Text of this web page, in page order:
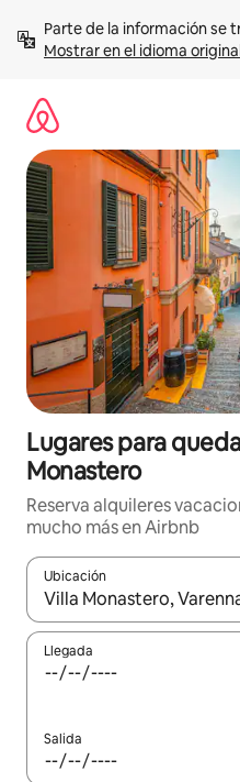
contenidoMostrar en el idioma
Lugares para
Monastero
Reserva alquileres
mucho más en Airbnb
Ubicación
Cuando los resultados
Llegada
Salida